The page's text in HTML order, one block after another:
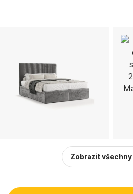
Zobrazit všechny